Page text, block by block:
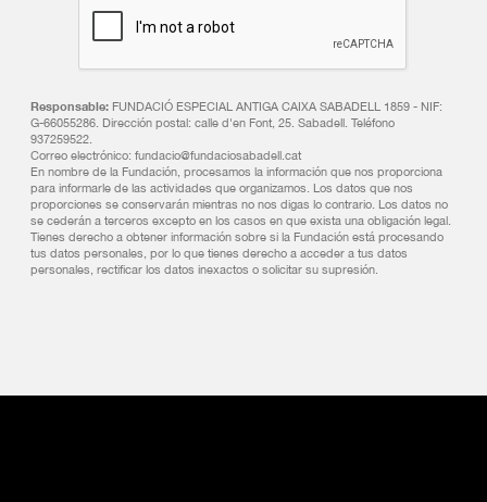
Responsable: FUNDACIÓ ESPECIAL ANTIGA CAIXA SABADELL 1859 - NIF:
G-66055286. Dirección postal: calle d'en Font, 25. Sabadell. Teléfono
937259522.
Correo electrónico: fundacio@fundaciosabadell.cat
En nombre de la Fundación, procesamos la información que nos proporciona
para informarle de las actividades que organizamos. Los datos que nos
proporciones se conservarán mientras no nos digas lo contrario. Los datos no
se cederán a terceros excepto en los casos en que exista una obligación legal.
Tienes derecho a obtener información sobre si la Fundación está procesando
tus datos personales, por lo que tienes derecho a acceder a tus datos
personales, rectificar los datos inexactos o solicitar su supresión.